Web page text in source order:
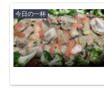
今日の一杯